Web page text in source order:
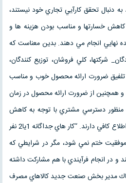
دنبال تحقق كارآيي تجاري خود نيستند،
كاهش خسارتها و مناسب بودن هزينه ها و
نهايي انجام مي دهند. بدين معناست كه
شركتها، كلي فروشان، توزيع كنندگان،
تلفيق ضرورت ارائه محصول خوب و مناسب
همچنين از ضرورت ارائه محصول در زمان
منظور دسترسي مشتري با توجه به كاهش
هزينه ها و مشكلات و نوسانات اطلاع كافي دارند. ‘‘كار هاي جداگانه 1يا2 نفر
موفقيت ختم نمي شود، مگر در شرايطي كه
و در انجام فرآيندي با هم مشاركت داشته
مدير بخش صنعت جديد كالاهاي مصرف